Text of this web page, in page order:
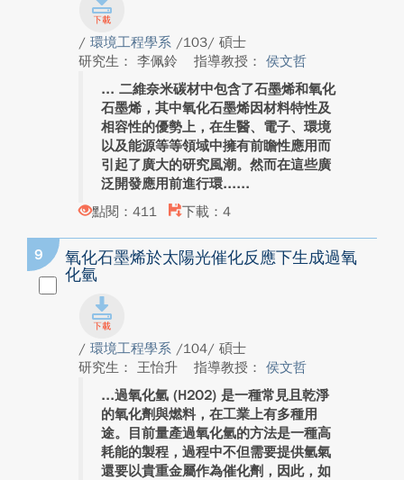
/ 環境工程學系 /103/ 碩士
研究生： 李佩鈴
指導教授： 侯文哲
二維奈米碳材中包含了石墨烯和氧化
石墨烯，其中氧化石墨烯因材料特性及
相容性的優勢上，在生醫、電子、環境
以及能源等等領域中擁有前瞻性應用而
引起了廣大的研究風潮。然而在這些廣
泛開發應用前進行環...
點閱：411
下載：4
9
氧化石墨烯於太陽光催化反應下生成過氧
化氫
/ 環境工程學系 /104/ 碩士
研究生： 王怡升
指導教授： 侯文哲
過氧化氫 (H2O2) 是一種常見且乾淨
的氧化劑與燃料，在工業上有多種用
途。目前量產過氧化氫的方法是一種高
耗能的製程，過程中不但需要提供氫氣
還要以貴重金屬作為催化劑，因此，如